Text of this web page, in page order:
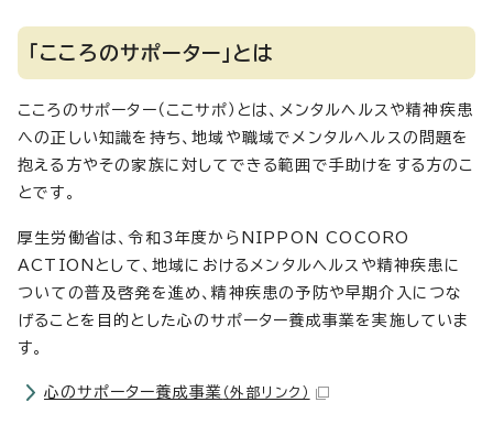
「こころのサポーター」とは
こころのサポーター（ここサポ）とは、メンタルヘルスや精神疾患
への正しい知識を持ち、地域や職域でメンタルヘルスの問題を
抱える方やその家族に対してできる範囲で手助けをする方のこ
とです。
厚生労働省は、令和3年度からNIPPON COCORO
ACTIONとして、地域におけるメンタルヘルスや精神疾患に
ついての普及啓発を進め、精神疾患の予防や早期介入につな
げることを目的とした心のサポーター養成事業を実施していま
す。
心のサポーター養成事業 （外部リンク）